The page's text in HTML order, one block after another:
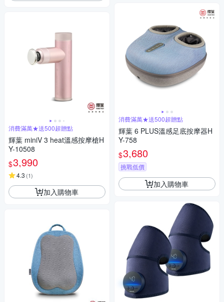
消費滿萬★送500超贈點
輝葉 miniV 3 heat溫感按摩槍H
Y-10508
$3,990
4.3 (1)
加入購物車
消費滿萬★送500超贈點
輝葉 6 PLUS溫感足底按摩器H
Y-758
$3,680
挑戰低價
加入購物車